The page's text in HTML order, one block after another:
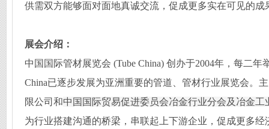
供需双方能够面对面地真诚交流，促成更多实在可见的成
展会介绍：
中国 国际管材展览会 (Tube China) 创办于2004年，每二年
China已逐步发展为亚洲重要的管道、管材行业展览会。
限公司和中国国际贸易促进委员会冶金行业分会及 冶金工
为行业搭建沟通的桥梁，串联起上下游企业，促成更多经